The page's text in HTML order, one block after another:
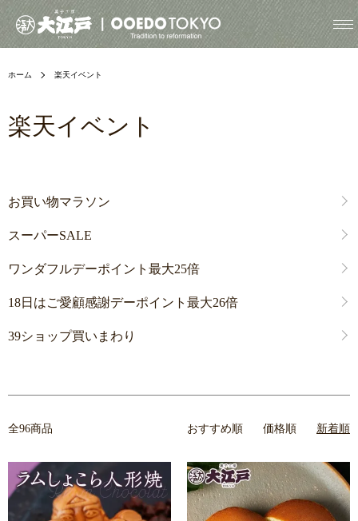
ホーム 楽天イベント
楽天イベント
お買い物マラソン
スーパーSALE
ワンダフルデーポイント最大25倍
18日はご愛顧感謝デーポイント最大26倍
39ショップ買いまわり
全96商品 おすすめ順 価格順 新着順